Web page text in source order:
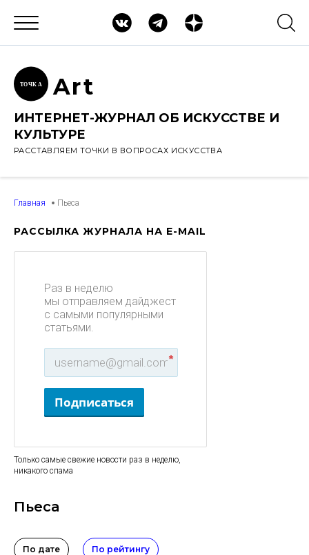
ТОЧК А Art
ИНТЕРНЕТ-ЖУРНАЛ ОБ ИСКУССТВЕ И
КУЛЬТУРЕ
РАССТАВЛЯЕМ ТОЧКИ В ВОПРОСАХ ИСКУССТВА
Главная Пьеса
РАССЫЛКА ЖУРНАЛА НА E-MAIL
Раз в неделю
мы отправляем дайджест
с самыми популярными
статьями.
*
Подписаться
Только самые свежие новости раз в неделю,
никакого спама
Пьеса
По дате По рейтингу